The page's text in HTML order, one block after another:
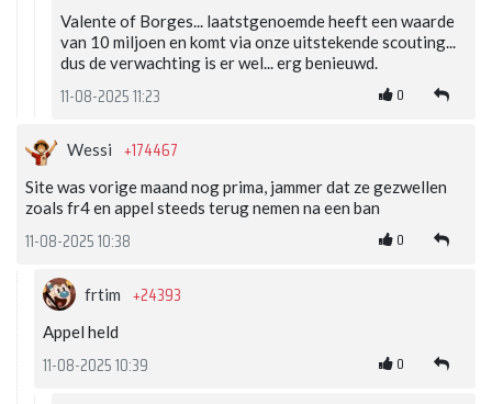
Valente of Borges... laatstgenoemde heeft een waarde
van 10 miljoen en komt via onze uitstekende scouting...
dus de verwachting is er wel... erg benieuwd.
11-08-2025 11:23 0
Wessi +174467
Site was vorige maand nog prima, jammer dat ze gezwellen
zoals fr4 en appel steeds terug nemen na een ban
11-08-2025 10:38 0
frtim +24393
Appel held
11-08-2025 10:39 0